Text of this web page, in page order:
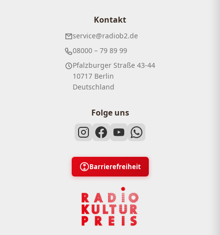
Kontakt
service@radiob2.de
08000 – 79 89 99
Pfalzburger Straße 43-44
10717 Berlin
Deutschland
Folge uns
Barrierefreiheit